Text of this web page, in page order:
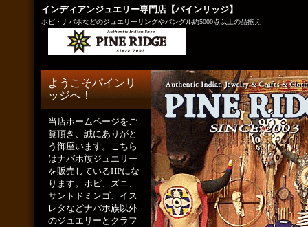
インディアンジュエリー専門店【パインリッジ】
ホピ・ナバホなどのジュエリーリングやバングル約5000点以上の品揃え
ようこそパインリ
ッジへ！
当店ホームページをご
覧頂き、誠にありがと
う御座います。こちら
はナバホ族ジュエリー
を販売しているHPにな
ります。ホピ、ズニ、
サントドミンゴ、イス
レタなどナバホ族以外
のジュエリーとクラフ